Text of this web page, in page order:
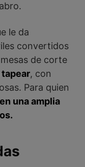
le da
convertidos
de corte
, con
Para quien
una amplia